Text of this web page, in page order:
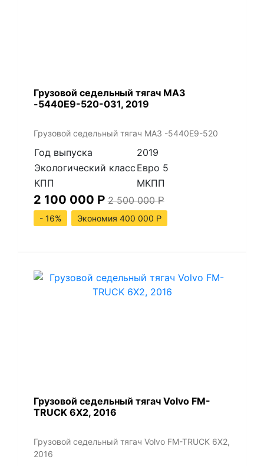
Грузовой седельный тягач МАЗ
-5440Е9-520-031, 2019
Грузовой седельный тягач МАЗ -5440Е9-520
Год выпуска
2019
Экологический класс Евро 5
КПП
МКПП
2 100 000 Р 2 500 000Р
- 16%
Экономия 400 000 Р
​Грузовой седельный тягач Volvo FM-
TRUCK 6X2, 2016
​Грузовой седельный тягач Volvo FM-TRUCK 6X2,
2016